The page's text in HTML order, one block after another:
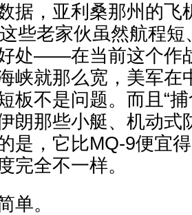
据，亚利桑那州的飞
些老家伙虽然航程
处——在当前这个作
峡就那么宽，美军在
板不是问题。而且“
朗那些小艇、机动式
是，它比MQ-9便宜
完全不一样。
单。